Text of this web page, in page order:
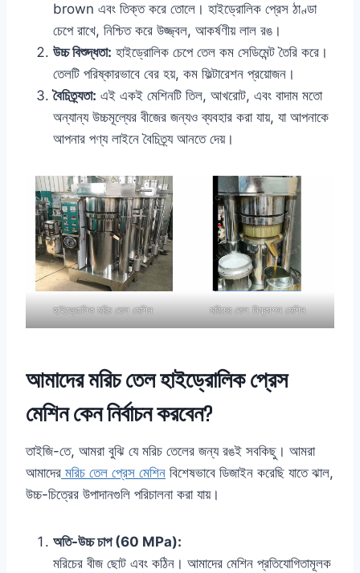
brown এবং তিক্ত করে তোলে। হাইড্রোলিক প্রেস ঠাণ্ডা
চেপে রাখে, নিশ্চিত করে উজ্জ্বল, আকর্ষণীয় লাল রঙ।
উচ্চ বিশুদ্ধতা: হাইড্রোলিক চেপে তেল কম সেডিমেন্ট তৈরি করে।
তেলটি পরিষ্কারভাবে বের হয়, কম ফিল্টারেশন প্রয়োজন।
বৈচিত্র্যতা: এই একই মেশিনটি তিল, আখরোট, এবং বাদাম মতো
অন্যান্য উচ্চমূল্যের বীজের জন্যও ব্যবহার করা যায়, যা আপনাকে
আপনার পণ্য লাইনে বৈচিত্র্য আনতে দেয়।
হাইড্রোলিক মরিচ তেল মেশিন মরিচের তেল নিষ্কাশন মেশিন
আমাদের মরিচ তেল হাইড্রোলিক প্রেস
মেশিন কেন নির্বাচন করবেন?
তাইজি-তে, আমরা বুঝি যে মরিচ তেলের জন্য রঙই সবকিছু। আমরা
আমাদের মরিচ তেল প্রেস মেশিন বিশেষভাবে ডিজাইন করেছি যাতে ঝাল,
উচ্চ-চিত্রের উপাদানগুলি পরিচালনা করা যায়।
অতি-উচ্চ চাপ (60 MPa):
মরিচের বীজ ছোট এবং কঠিন। আমাদের মেশিন প্রতিযোগিতামূলক